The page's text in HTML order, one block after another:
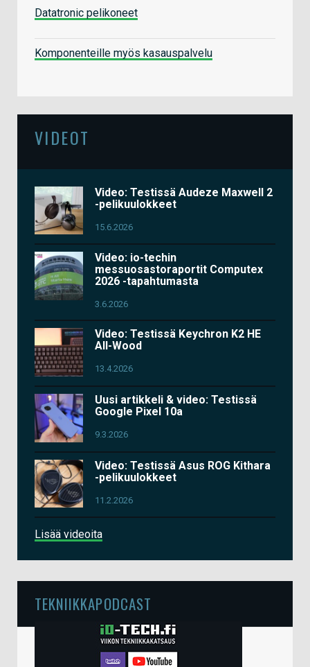
Datatronic pelikoneet
Komponenteille myös kasauspalvelu
VIDEOT
Video: Testissä Audeze Maxwell 2
-pelikuulokkeet
15.6.2026
Video: io-techin
messuosastoraportit Computex
2026 -tapahtumasta
3.6.2026
Video: Testissä Keychron K2 HE
All-Wood
13.4.2026
Uusi artikkeli & video: Testissä
Google Pixel 10a
9.3.2026
Video: Testissä Asus ROG Kithara
-pelikuulokkeet
11.2.2026
Lisää videoita
TEKNIIKKAPODCAST